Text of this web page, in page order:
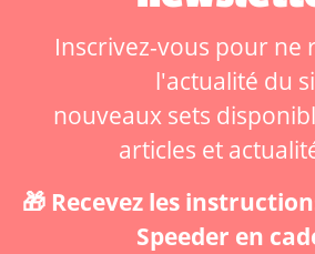
Inscrivez-vous pour ne
l'actualité du
nouveaux sets
articles et
🎁 Recevez les
Speeder en